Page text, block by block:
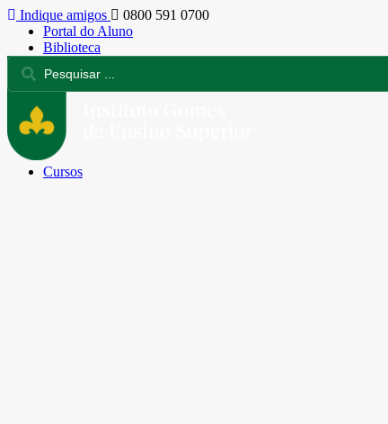
Indique amigos
0800 591 0700
Portal do Aluno
Biblioteca
Cursos